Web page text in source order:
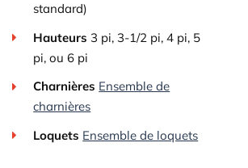
standard)
Hauteurs 3 pi, 3-1/2 pi, 4 pi, 5
pi, ou 6 pi
Charnières Ensemble de
charnières
Loquets Ensemble de loquets